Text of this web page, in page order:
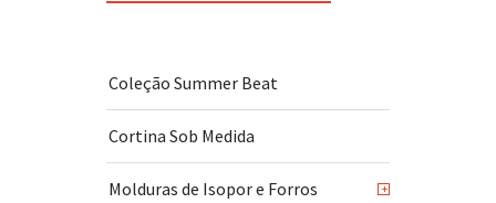
Coleção Summer Beat
Cortina Sob Medida
Molduras de Isopor e Forros +